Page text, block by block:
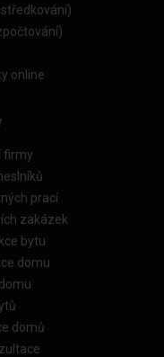
online
firmy
prací
zakázek
bytu
domu
domů